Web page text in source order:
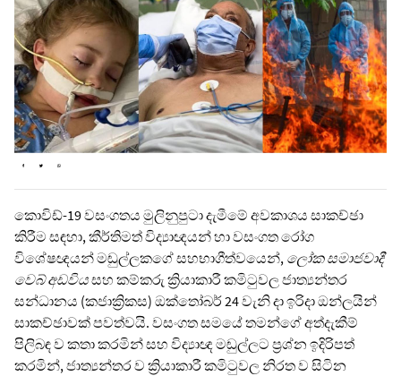
කොවිඩ්-19 වසංගතය මුලිනුපුටා දැමීමේ අවකාශය සාකච්ඡා
කිරීම සඳහා, කීර්තිමත් විද්‍යාඥයන් හා වසංගත රෝග
විශේෂඥයන් මඬුල්ලකගේ සහභාගීත්වයෙන්, ලෝක සමාජවාදී
වෙබ් අඩවියසහ කම්කරු ක්‍රියාකාරී කමිටුවල ජාත්‍යන්තර
සන්ධානය (කජාක්‍රිකස) ඔක්තෝබර් 24 වැනි දා ඉරිදා ඔන්ලයින්
සාකච්ඡාවක් පවත්වයි. වසංගත සමයේ තමන්ගේ අත්දැකීම්
පිලිබඳ ව කතා කරමින් සහ විද්‍යාඥ මඬුල්ලට ප්‍රශ්න ඉදිරිපත්
කරමින්, ජාත්‍යන්තර ව ක්‍රියාකාරී කමිටුවල නිරත ව සිටින